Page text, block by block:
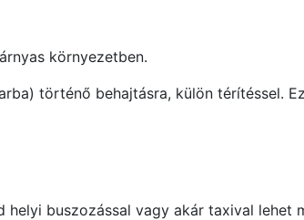
környezetben.
történő behajtásra, külön térítéssel.
buszozással vagy akár taxival lehet